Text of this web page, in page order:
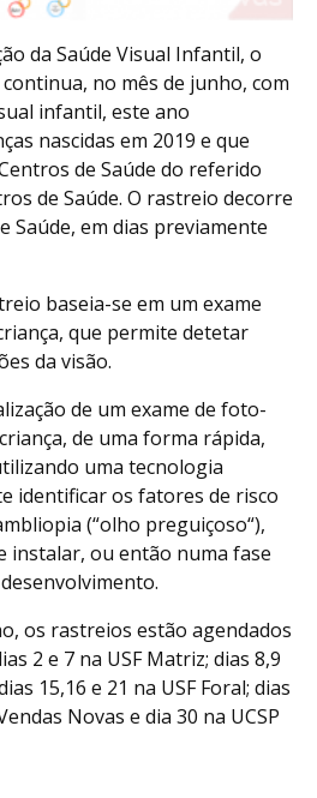
da Saúde Visual Infantil, o
no mês de junho, com
infantil, este ano
nascidas em 2019 e que
de Saúde do referido
de Saúde. O rastreio decorre
Saúde, em dias previamente
baseia-se em um exame
que permite detetar
da visão.
de um exame de foto-
de uma forma rápida,
uma tecnologia
identificar os fatores de risco
(“olho preguiçoso“),
instalar, ou então numa fase
os rastreios estão agendados
2 e 7 na USF Matriz; dias 8,9
15,16 e 21 na USF Foral; dias
Novas e dia 30 na UCSP